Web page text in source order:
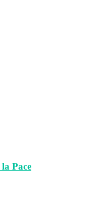
Pace